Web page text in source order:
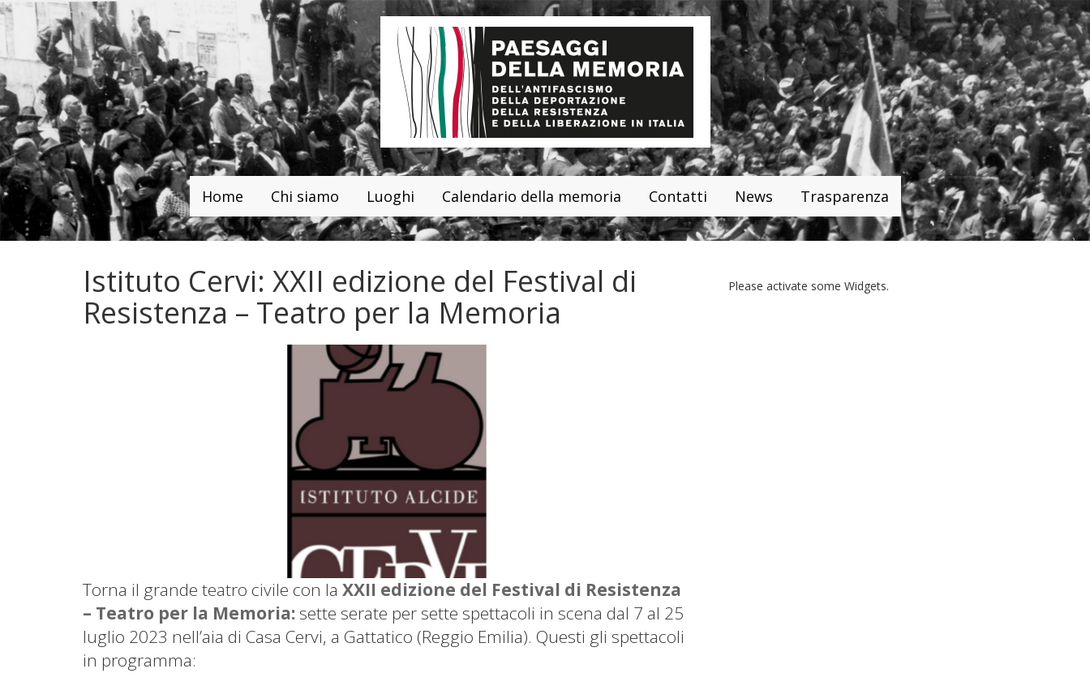
Home Chi siamo Luoghi Calendario della memoria Contatti News Trasparenza
Istituto Cervi: XXII edizione del Festival di
Resistenza – Teatro per la Memoria
Torna il grande teatro civile con la XXII edizione del Festival di Resistenza
– Teatro per la Memoria: sette serate per sette spettacoli in scena dal 7 al 25
luglio 2023 nell’aia di Casa Cervi, a Gattatico (Reggio Emilia). Questi gli spettacoli
in programma:
Please activate some Widgets.